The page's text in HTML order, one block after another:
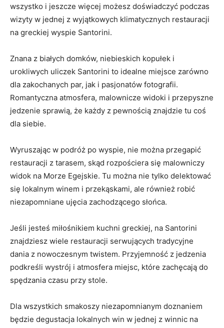
wszystko ‍i jeszcze więcej możesz doświadczyć podczas ​
wizyty w jednej z​ wyjątkowych ⁣klimatycznych restauracji
na ‌greckiej wyspie Santorini.
Znana z białych domków, ⁣niebieskich kopułek i
urokliwych uliczek‍ Santorini to idealne ​miejsce zarówno
dla zakochanych par, jak⁤ i‍ pasjonatów fotografii.
Romantyczna atmosfera,⁣ malownicze widoki i⁣ przepyszne
jedzenie⁤ sprawią, że każdy⁢ z pewnością znajdzie tu coś
dla siebie.
Wyruszając w podróż po ‌wyspie, nie można przegapić
‌restauracji ​z ‍tarasem, ⁢skąd rozpościera się‍ malowniczy
widok ⁤na Morze Egejskie. Tu ⁢można‌ nie tylko delektować
się lokalnym winem i przekąskami, ale ⁣również robić​
niezapomniane ujęcia‌ zachodzącego‌ słońca.
Jeśli‌ jesteś ⁢miłośnikiem kuchni greckiej, na Santorini⁢
znajdziesz ​wiele restauracji serwujących tradycyjne
dania ⁣z nowoczesnym twistem.⁤ Przyjemność z jedzenia
podkreśli⁤ wystrój i atmosfera miejsc, które ‌zachęcają do
‍spędzania czasu ⁤przy stole.
Dla wszystkich smakoszy niezapomnianym doznaniem
będzie degustacja lokalnych ​win w jednej z winnic na